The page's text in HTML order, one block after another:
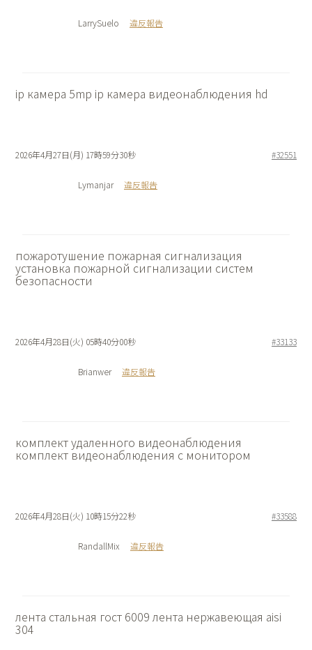
LarrySuelo 違反報告
ip камера 5mp ip камера видеонаблюдения hd
2026年4月27日(月) 17時59分30秒 #32551
Lymanjar 違反報告
пожаротушение пожарная сигнализация
установка пожарной сигнализации систем
безопасности
2026年4月28日(火) 05時40分00秒 #33133
Brianwer 違反報告
комплект удаленного видеонаблюдения
комплект видеонаблюдения с монитором
2026年4月28日(火) 10時15分22秒 #33588
RandallMix 違反報告
лента стальная гост 6009лента нержавеющая aisi
304